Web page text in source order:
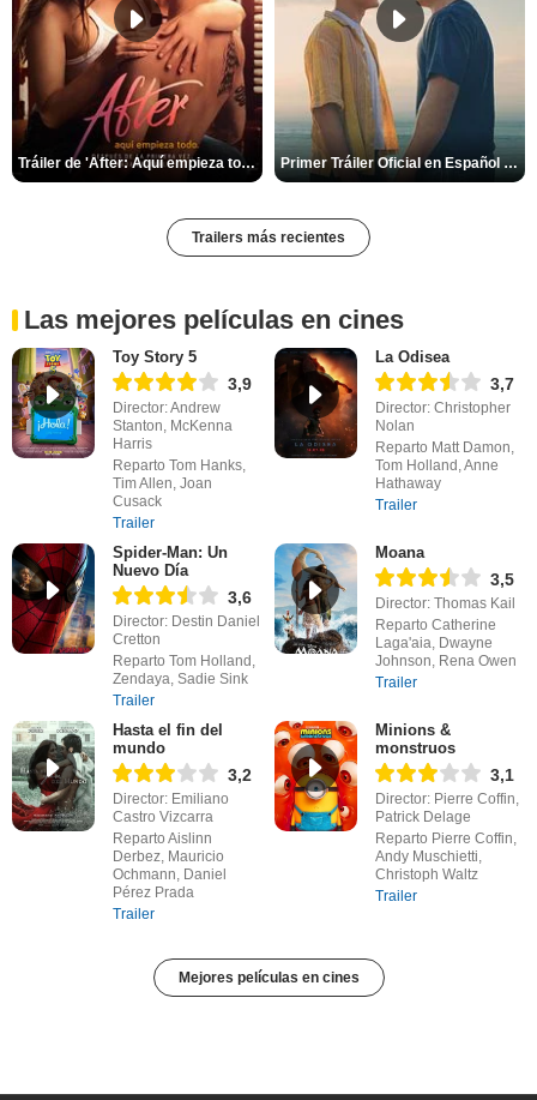
Tráiler de 'After: Aquí empieza todo' Primer Tráiler Oficial en Español de 'Heartstopper Forever'
Trailers más recientes
Las mejores películas en cines
Toy Story 5
3,9
Director: Andrew
Stanton, McKenna
Harris
Reparto Tom Hanks,
Tim Allen, Joan
Cusack
Trailer
La Odisea
3,7
Director: Christopher
Nolan
Reparto Matt Damon,
Tom Holland, Anne
Hathaway
Trailer
Spider-Man: Un
Nuevo Día
3,6
Director: Destin Daniel
Cretton
Reparto Tom Holland,
Zendaya, Sadie Sink
Trailer
Moana
3,5
Director: Thomas Kail
Reparto Catherine
Laga'aia, Dwayne
Johnson, Rena Owen
Trailer
Hasta el fin del
mundo
3,2
Director: Emiliano
Castro Vizcarra
Reparto Aislinn
Derbez, Mauricio
Ochmann, Daniel
Pérez Prada
Trailer
Minions &
monstruos
3,1
Director: Pierre Coffin,
Patrick Delage
Reparto Pierre Coffin,
Andy Muschietti,
Christoph Waltz
Trailer
Mejores películas en cines